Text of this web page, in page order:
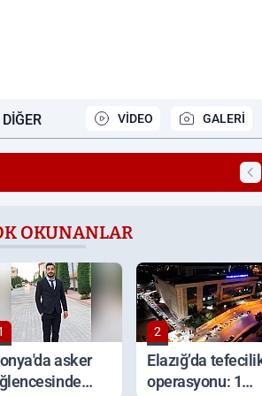
DIĞER VİDEO GALERİ
OKUNANLAR
asker
2
Elazığ’da
operasyonu: 1